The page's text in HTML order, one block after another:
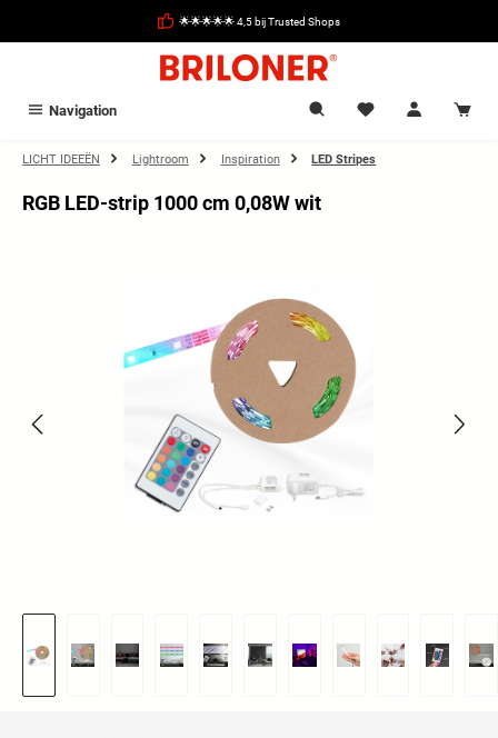
🌟🌟🌟🌟🌟 4,5 bij Trusted Shops
Navigation
LICHT IDEEËN Lightroom Inspiration LED Stripes
RGB LED-strip 1000 cm 0,08W wit